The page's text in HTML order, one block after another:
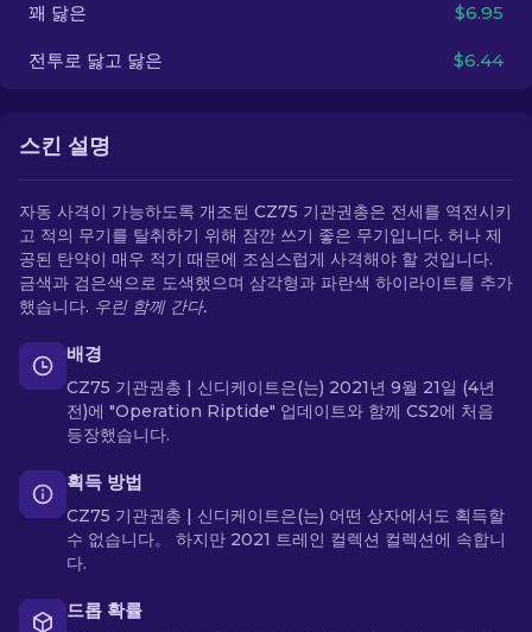
꽤 닳은 $6.95
전투로 닳고 닳은 $6.44
스킨 설명
자동 사격이 가능하도록 개조된 CZ75 기관권총은 전세를 역전시키
고 적의 무기를 탈취하기 위해 잠깐 쓰기 좋은 무기입니다. 허나 제
공된 탄약이 매우 적기 때문에 조심스럽게 사격해야 할 것입니다.
금색과 검은색으로 도색했으며 삼각형과 파란색 하이라이트를 추가
했습니다. 우린 함께 간다.
배경
CZ75 기관권총 | 신디케이트은(는) 2021년 9월 21일 (4년
전)에 "Operation Riptide" 업데이트와 함께 CS2에 처음
등장했습니다.
획득 방법
CZ75 기관권총 | 신디케이트은(는) 어떤 상자에서도 획득할
수 없습니다。 하지만 2021 트레인 컬렉션 컬렉션에 속합니
다.
드롭 확률